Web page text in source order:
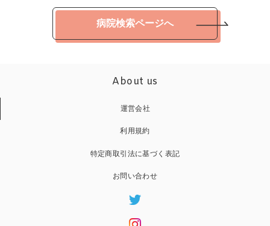
病院検索ページへ
About us
運営会社
利用規約
特定商取引法に基づく表記
お問い合わせ